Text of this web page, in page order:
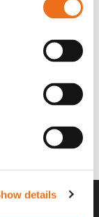
details
i varukorg
6k 0Gr/8 R6/14